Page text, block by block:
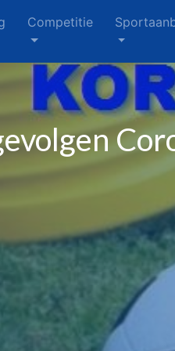
Competitie